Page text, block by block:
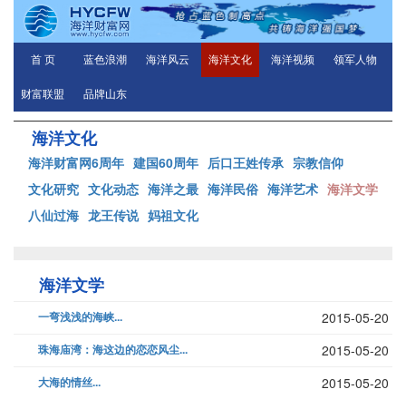
首 页 蓝色浪潮 海洋风云 海洋文化 海洋视频 领军人物
财富联盟 品牌山东
海洋文化
海洋财富网6周年 建国60周年 后口王姓传承 宗教信仰
文化研究 文化动态 海洋之最 海洋民俗 海洋艺术 海洋文学
八仙过海 龙王传说 妈祖文化
海洋文学
一弯浅浅的海峡... 2015-05-20
珠海庙湾：海这边的恋恋风尘... 2015-05-20
大海的情丝... 2015-05-20